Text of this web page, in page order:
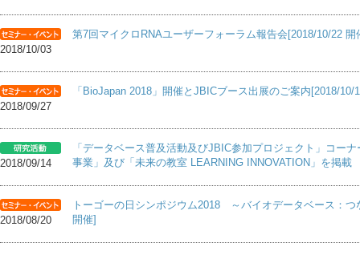
2018/10/03
第7回マイクロRNAユーザーフォーラム報告会[2018/10/22 開
2018/09/27
「BioJapan 2018」開催とJBICブース出展のご案内[2018/10/
2018/09/14
「データベース普及活動及びJBIC参加プロジェクト」コー
事業」及び「未来の教室 LEARNING INNOVATION」を掲載
2018/08/20
トーゴーの日シンポジウム2018 ～バイオデータベース：つ
開催]